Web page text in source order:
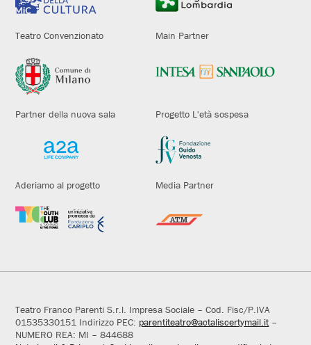
Teatro Convenzionato Main Partner
Partner della nuova sala Progetto L'età sospesa
Aderiamo al progetto Media Partner
Teatro Franco Parenti S.r.l. Impresa Sociale – Cod. Fisc/P.IVA
01535330151 Indirizzo PEC: parentiteatro@actaliscertymail.it–
NUMERO REA: MI – 844688